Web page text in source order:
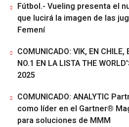
Fútbol.- Vueling presenta el
que lucirá la imagen de las
Femení
COMUNICADO: VIK, EN CHILE,
NO.1 EN LA LISTA THE
2025
COMUNICADO: ANALYTIC
como líder en el Gartner®
para soluciones de MMM